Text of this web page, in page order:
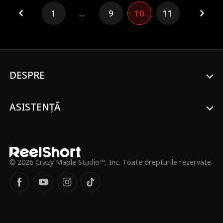
se întreabă dacă poate avea încredere în
acest băiat rău notoriu... Cum putea ea să
știe că e doar o piesă din misiunea lui
de această fată care habar n-are în ce
1 ... 9 10 11
DESPRE
ASISTENȚĂ
© 2026 Crazy Maple Studio™, Inc. Toate drepturile rezervate.